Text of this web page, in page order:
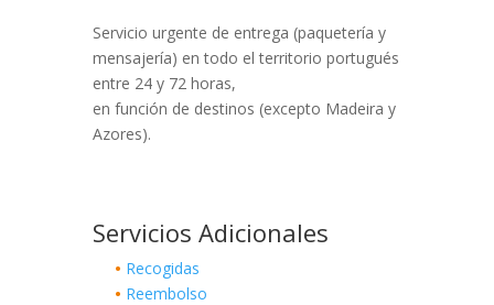
Servicio urgente de entrega (paquetería y
mensajería) en todo el territorio portugués
entre 24 y 72 horas,
en función de destinos (excepto Madeira y
Azores).
Servicios Adicionales
• Recogidas
• Reembolso